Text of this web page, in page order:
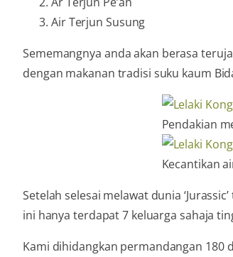
Air Terjun Susung
Sememangnya anda akan berasa
dengan makanan tradisi suku kaum
Pendakian
Kecantikan
Setelah selesai melawat dunia
ini hanya terdapat 7 keluarga sahaja
Kami dihidangkan permandangan 180